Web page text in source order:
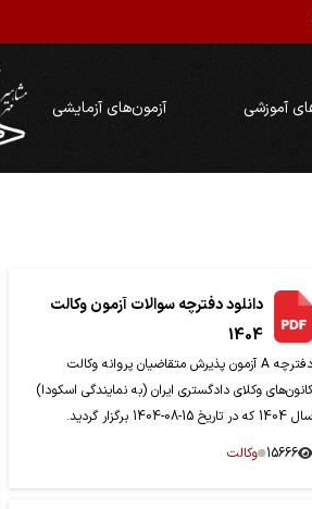
آموزشی آزمون‌های آزمایشی
دانلود دفترچه سوالات آزمون وکالت
1404
دفترچه A آزمون پذیرش متقاضیان پروانه وکالت
کانون‌های وکلای دادگستری ایران (به نمایندگی اسکودا)
سال 1404 که در تاریخ 15-08-1404 برگزار گردید.
15666 وکالت